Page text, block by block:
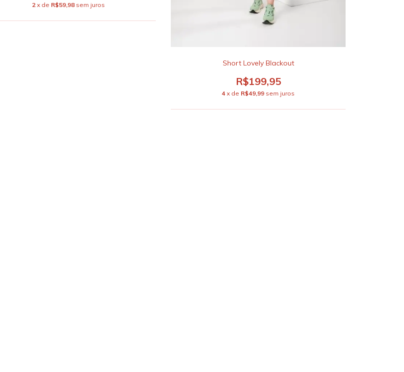
2 x de R$59,98 sem juros
Short Lovely Blackout
R$199,95
4 x de R$49,99 sem juros